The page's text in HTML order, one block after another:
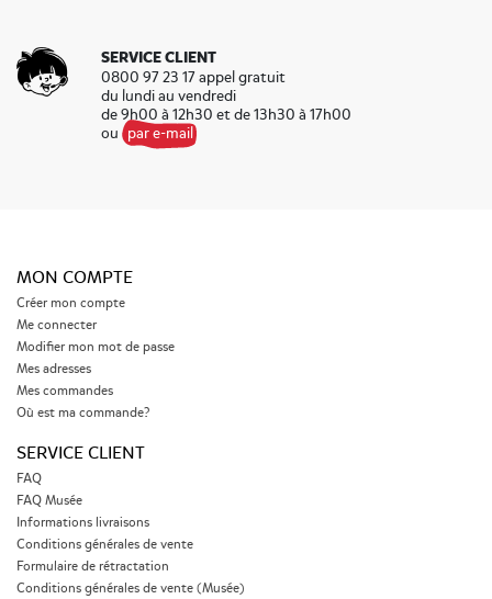
SERVICE CLIENT
0800 97 23 17 appel gratuit
du lundi au vendredi
de 9h00 à 12h30 et de 13h30 à 17h00
ou par e-mail
MON COMPTE
Créer mon compte
Me connecter
Modifier mon mot de passe
Mes adresses
Mes commandes
Où est ma commande?
SERVICE CLIENT
FAQ
FAQ Musée
Informations livraisons
Conditions générales de vente
Formulaire de rétractation
Conditions générales de vente (Musée)